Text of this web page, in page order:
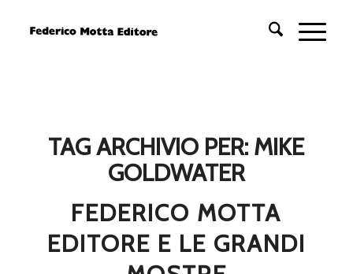
TAG ARCHIVIO PER: MIKE
GOLDWATER
FEDERICO MOTTA
EDITORE E LE GRANDI